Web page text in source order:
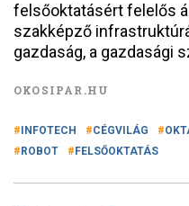
felsőoktatásért felelős
szakképző
gazdaság, a gazdasági
OKOSIPAR.HU
INFOTECH CÉGVILÁG
ROBOT
FELSŐOKTATÁS